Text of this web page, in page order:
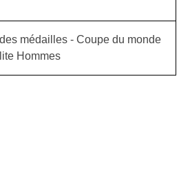
médailles - Coupe du monde
Hommes